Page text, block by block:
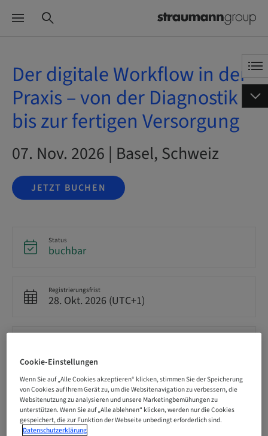
Der digitale Workflow in der
Praxis – von der Diagnostik
bis zur fertigen Versorgung
07. Nov. 2026 | Basel, Schweiz
JETZT BUCHEN
Status
buchbar
Registrierungsfrist
28. Okt. 2026 (UTC+1)
Sprache
Deutsch
Cookie-Einstellungen
Wenn Sie auf „Alle Cookies akzeptieren“ klicken, stimmen Sie der Speicherung
von Cookies auf Ihrem Gerät zu, um die Websitenavigation zu verbessern, die
Websitenutzung zu analysieren und unsere Marketingbemühungen zu
unterstützen. Wenn Sie auf „Alle ablehnen“ klicken, werden nur die Cookies
gespeichert, die zur Funktion der Webseite unbedingt erforderlich sind.
Datenschutzerklärung